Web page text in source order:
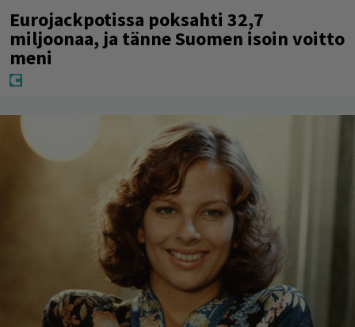
Eurojackpotissa poksahti 32,7
miljoonaa, ja tänne Suomen isoin voitto
meni